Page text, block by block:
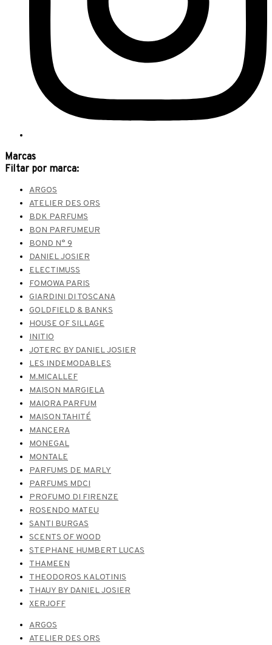
Marcas
Filtar por marca:
ARGOS
ATELIER DES ORS
BDK PARFUMS
BON PARFUMEUR
BOND N° 9
DANIEL JOSIER
ELECTIMUSS
FOMOWA PARIS
GIARDINI DI TOSCANA
GOLDFIELD & BANKS
HOUSE OF SILLAGE
INITIO
JOTERC BY DANIEL JOSIER
LES INDEMODABLES
M.MICALLEF
MAISON MARGIELA
MAIORA PARFUM
MAISON TAHITÉ
MANCERA
MONEGAL
MONTALE
PARFUMS DE MARLY
PARFUMS MDCI
PROFUMO DI FIRENZE
ROSENDO MATEU
SANTI BURGAS
SCENTS OF WOOD
STEPHANE HUMBERT LUCAS
THAMEEN
THEODOROS KALOTINIS
THAUY BY DANIEL JOSIER
XERJOFF
ARGOS
ATELIER DES ORS